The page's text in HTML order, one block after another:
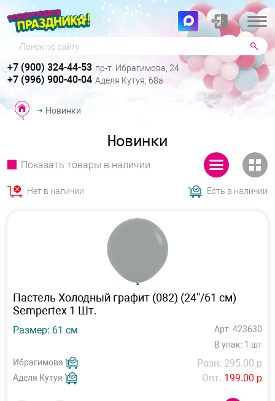
Поиск по сайту
+7 (900) 324-44-53 пр-т. Ибрагимова, 24
+7 (996) 900-40-04 Аделя Кутуя, 68а
Новинки
Новинки
Показать товары в наличии
Нет в наличии Есть в наличии
Пастель Холодный графит (082) (24''/61 см)
Sempertex 1 Шт.
Размер: 61 см
Арт: 423630
В упак: 1 шт
Ибрагимова
Аделя Кутуя
Розн. 295.00 р
Опт. 199.00 р